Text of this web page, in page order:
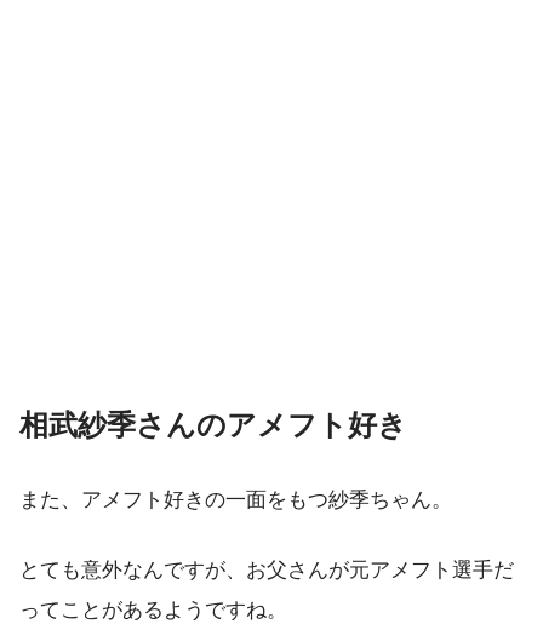
相武紗季さんのアメフト好き
また、アメフト好きの一面をもつ紗季ちゃん。
とても意外なんですが、お父さんが元アメフト選手だ
ってことがあるようですね。